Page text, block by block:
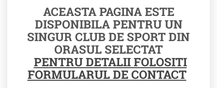
ACEASTA PAGINA ESTE
DISPONIBILA PENTRU UN
SINGUR CLUB DE SPORT DIN
ORASUL SELECTAT
PENTRU DETALII FOLOSITI
FORMULARUL DE CONTACT